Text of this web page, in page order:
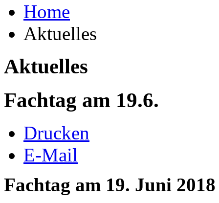
Home
Aktuelles
Aktuelles
Fachtag am 19.6.
Drucken
E-Mail
Fachtag am 19. Juni